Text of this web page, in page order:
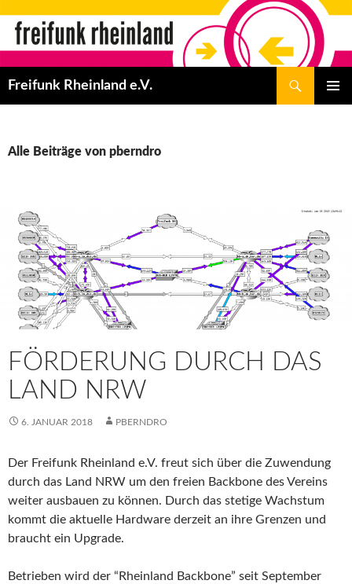
Inhalt
springen
Freifunk Rheinland e.V.
Alle Beiträge von pberndro
FÖRDERUNG DURCH DAS
LAND NRW
6. JANUAR 2018 PBERNDRO
Der Freifunk Rheinland e.V. freut sich über die Zuwendung
durch das Land NRW um den freien Backbone des Vereins
weiter ausbauen zu können. Durch das stetige Wachstum
kommt die aktuelle Hardware derzeit an ihre Grenzen und
braucht ein Upgrade.
Betrieben wird der “Rheinland Backbone” seit September